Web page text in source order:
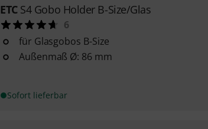
ETC S4 Gobo Holder B-Size/Glas
6
für Glasgobos B-Size
Außenmaß Ø: 86 mm
Sofort lieferbar